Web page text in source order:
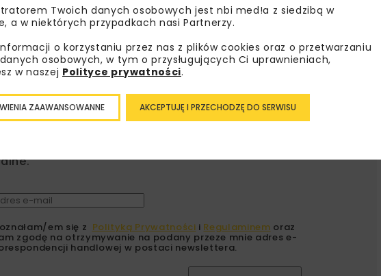
wiedzieć więcej?
się do newslettera aby otrzymywać od nas
em się z Polityką Prywatności i Regulaminem oraz
zgodę na otrzymywanie na podany przeze mnie adres e-
handlowej w postaci newslettera.
Twoich danych osobowych jest nbi med!a z siedzibą w
a w niektórych przypadkach nasi Partnerzy.
o korzystaniu przez nas z plików cookies oraz o przetwarzaniu
osobowych, w tym o przysługujących Ci uprawnieniach,
w naszej Polityce prywatności.
AKCEPTUJĘ I PRZECHODZĘ DO SERWISU
ZAAWANSOWANNE